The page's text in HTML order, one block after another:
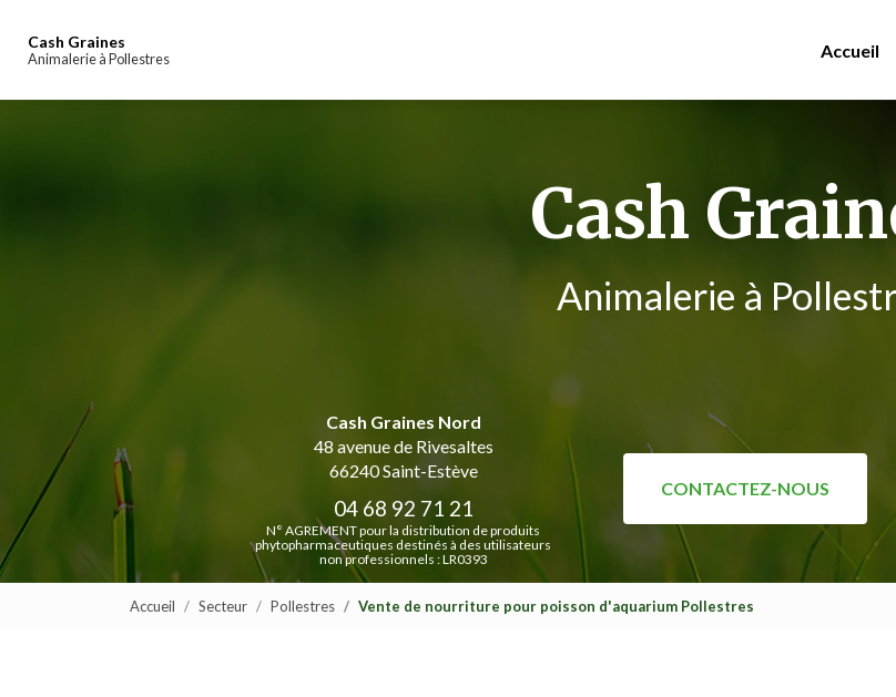
contenu
Cash Graines
Animalerie à Pollestres
Accueil
Cash
Animalerie à
Cash Graines Nord
48 avenue de Rivesaltes
66240 Saint-Estève
04 68 92 71 21
N° AGREMENT pour la distribution de produits
phytopharmaceutiques destinés à des utilisateurs
non professionnels : LR0393
CONTACTEZ-NOUS
Accueil Secteur Pollestres Vente de nourriture pour poisson d'aquarium Pollestres